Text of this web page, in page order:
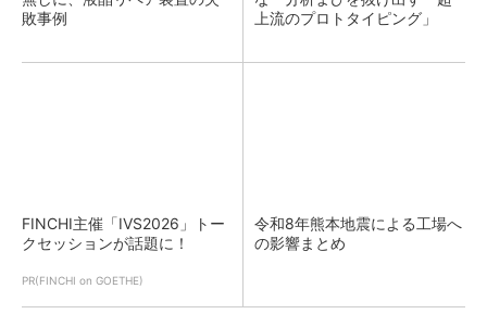
敗事例
上流のプロトタイピング」
FINCHI主催「IVS2026」トー
クセッションが話題に！
PR(FINCHI on GOETHE)
令和8年熊本地震による工場へ
の影響まとめ